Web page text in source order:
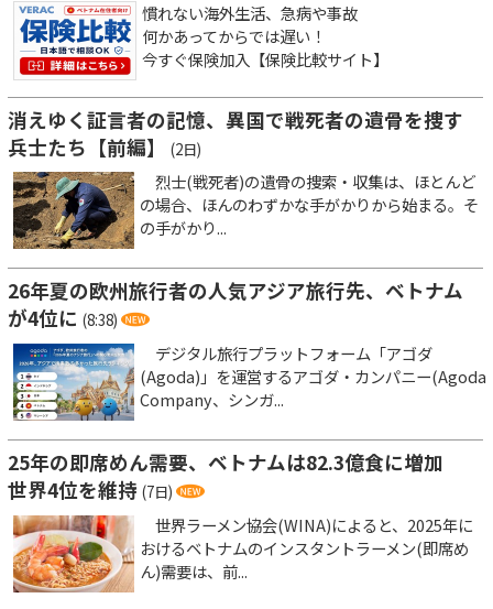
慣れない海外生活、急病や事故
何かあってからでは遅い！
今すぐ保険加入【保険比較サイト】
消えゆく証言者の記憶、異国で戦死者の遺骨を捜す
兵士たち【前編】
(2日)
烈士(戦死者)の遺骨の捜索・収集は、ほとんど
の場合、ほんのわずかな手がかりから始まる。そ
の手がかり...
26年夏の欧州旅行者の人気アジア旅行先、ベトナム
が4位に (8:38)
デジタル旅行プラットフォーム「アゴダ
(Agoda)」を運営するアゴダ・カンパニー(Agoda
Company、シンガ...
25年の即席めん需要、ベトナムは82.3億食に増加
世界4位を維持 (7日)
世界ラーメン協会(WINA)によると、2025年に
おけるベトナムのインスタントラーメン(即席め
ん)需要は、前...